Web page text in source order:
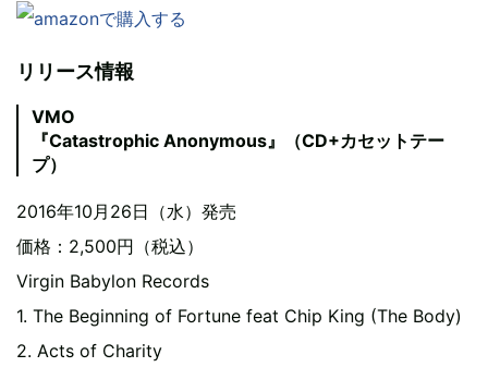
リリース情報
VMO
『Catastrophic Anonymous』（CD+カセットテー
プ）
2016年10月26日（水）発売
価格：2,500円（税込）
Virgin Babylon Records
1. The Beginning of Fortune feat Chip King (The Body)
2. Acts of Charity